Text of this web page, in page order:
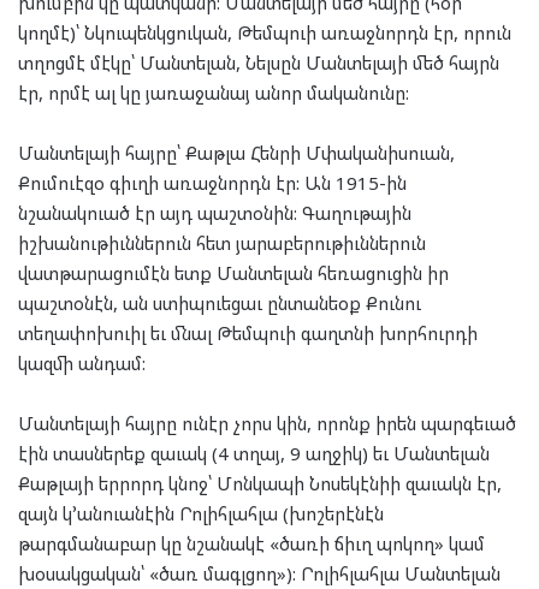
կողմէ)՝ Նկուպենկցուկան, Թեմպուի առաջնորդն էր, որուն
տղոցմէ մէկը՝ Մանտելան, Նելսըն Մանտելայի մեծ հայրն
էր, որմէ ալ կը յառաջանայ անոր մականունը:
Մանտելայի հայրը՝ Քաթլա Հենրի Մփականիսուան,
Քումուէզօ գիւղի առաջնորդն էր: Ան 1915-ին
նշանակուած էր այդ պաշտօնին: Գաղութային
իշխանութիւններուն հետ յարաբերութիւններուն
վատթարացումէն ետք Մանտելան հեռացուցին իր
պաշտօնէն, ան ստիպուեցաւ ընտանեօք Քունու
տեղափոխուիլ եւ մնալ Թեմպուի գաղտնի խորհուրդի
կազմի անդամ:
Մանտելայի հայրը ունէր չորս կին, որոնք իրեն պարգեւած
էին տասներեք զաւակ (4 տղայ, 9 աղջիկ) եւ Մանտելան
Քաթլայի երրորդ կնոջ՝ Մոնկապի Նոսեկէնիի զաւակն էր,
զայն կ՚անուանէին Րոլիհլահլա (խոշերէնէն
թարգմանաբար կը նշանակէ «ծառի ճիւղ պոկող» կամ
խօսակցական՝ «ծառ մագլցող»): Րոլիհլահլա Մանտելան